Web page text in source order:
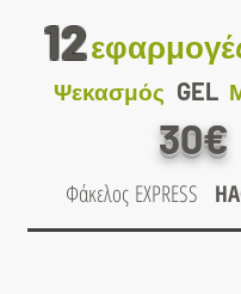
12
Ψεκασμός GEL
30€
Φάκελος EXPRESS